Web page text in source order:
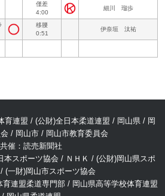
僅差
4:00
細川 瑠歩
移腰
0:51
伊奈垣 汰祐
育連盟 / (公財)全日本柔道連盟 / 岡山県 / 岡
/ 岡山市 / 岡山市教育委員会
共催：読売新聞社
本スポーツ協会 / ＮＨＫ / (公財)岡山県スポ
(一財)岡山市スポーツ協会
連盟柔道専門部 / 岡山県高等学校体育連盟